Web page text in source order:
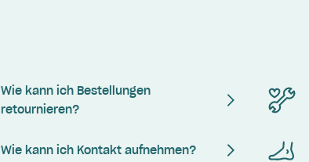
Wie kann ich Bestellungen
retournieren?
Wie kann ich Kontakt aufnehmen?